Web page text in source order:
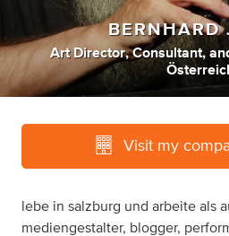
BERNHARD
Art Director, Consultant,
Visit my
lebe in salzburg und arbeite als
mediengestalter, blogger,